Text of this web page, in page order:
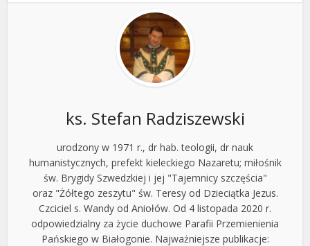
ks. Stefan Radziszewski
urodzony w 1971 r., dr hab. teologii, dr nauk
humanistycznych, prefekt kieleckiego Nazaretu; miłośnik
św. Brygidy Szwedzkiej i jej "Tajemnicy szczęścia"
oraz "Żółtego zeszytu" św. Teresy od Dzieciątka Jezus.
Czciciel s. Wandy od Aniołów. Od 4 listopada 2020 r.
odpowiedzialny za życie duchowe Parafii Przemienienia
Pańskiego w Białogonie. Najważniejsze publikacje: